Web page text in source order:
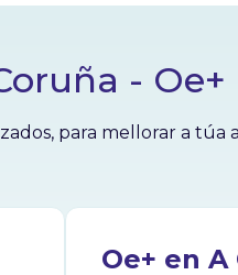
- Oe+
para mellorar a túa
Oe+ en A